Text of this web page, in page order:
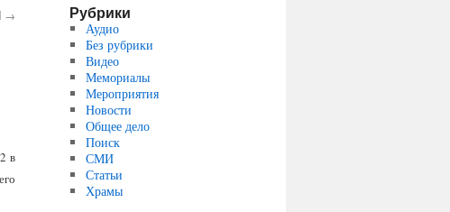
→
в
Рубрики
Аудио
Без рубрики
Видео
Мемориалы
Мероприятия
Новости
Общее дело
Поиск
СМИ
Статьи
Храмы